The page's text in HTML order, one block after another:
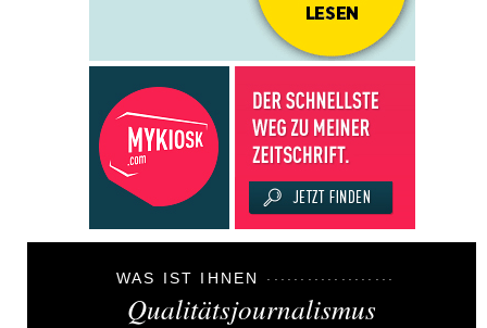
WAS IST IHNEN
Qualitätsjournalismus